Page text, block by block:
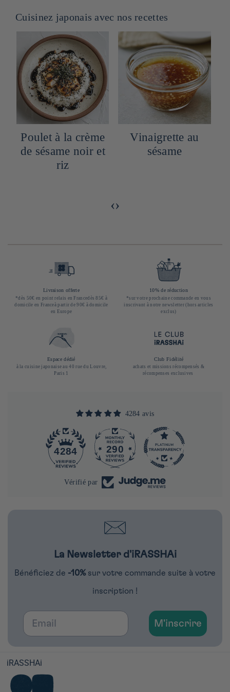
Cuisinez japonais avec nos recettes
Poulet à la crème
de sésame noir et
riz
Vinaigrette au
sésame
‹›
Livraison offerte
*dès 50€ en point relais en Francedès 85€ à
domicile en Franceà partir de 90€ à domicile
en Europe
10% de réduction
*sur votre prochaine commande en vous
inscrivant à notre newsletter (hors articles
exclus)
Espace dédié
à la cuisine japonaise au 40 rue du Louvre,
Paris 1
Club Fidélité
achats et missions récompensés &
récompenses exclusives
4284 avis
4284 290
Vérifié par
La Newsletter d'iRASSHAi
Bénéficiez de -10% sur votre commande suite à votre
inscription !
Email
M'inscrire
iRASSHAi